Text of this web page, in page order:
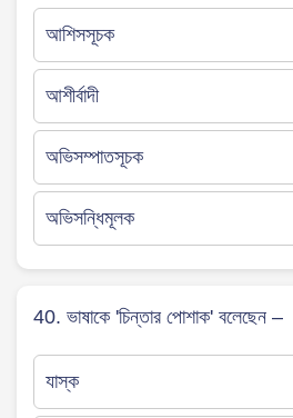
আশিসসূচক
আশীর্বাদী
অভিসম্পাতসূচক
অভিসন্ধিমূলক
40. ভাষাকে 'চিন্তার পোশাক' বলেছেন –
যাস্ক